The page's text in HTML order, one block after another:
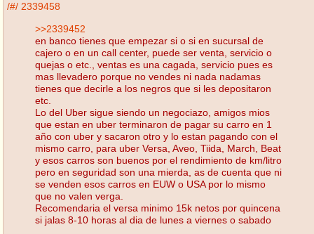
/#/ 2339458
>>2339452
en banco tienes que empezar si o si en sucursal de
cajero o en un call center, puede ser venta, servicio o
quejas o etc., ventas es una cagada, servicio pues es
mas llevadero porque no vendes ni nada nadamas
tienes que decirle a los negros que si les depositaron
etc.
Lo del Uber sigue siendo un negociazo, amigos mios
que estan en uber terminaron de pagar su carro en 1
año con uber y sacaron otro y lo estan pagando con el
mismo carro, para uber Versa, Aveo, Tiida, March, Beat
y esos carros son buenos por el rendimiento de km/litro
pero en seguridad son una mierda, as de cuenta que ni
se venden esos carros en EUW o USA por lo mismo
que no valen verga.
Recomendaria el versa minimo 15k netos por quincena
si jalas 8-10 horas al dia de lunes a viernes o sabado